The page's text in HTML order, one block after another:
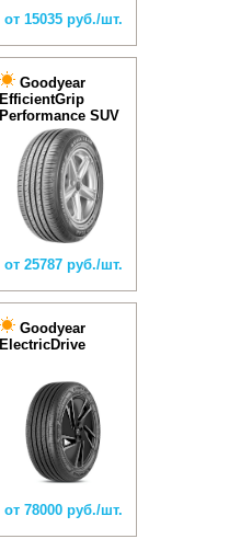
от 15035 руб./шт.
Goodyear
EfficientGrip
Performance SUV
от 25787 руб./шт.
Goodyear
ElectricDrive
от 78000 руб./шт.